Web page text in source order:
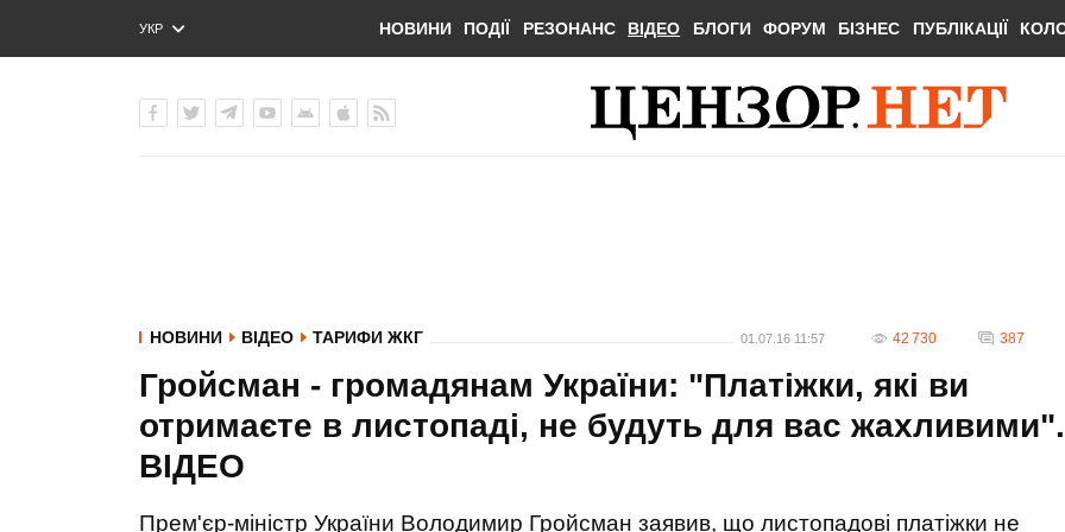
УКР
ENG
НОВИНИ ПОДІЇ РЕЗОНАНС ВІДЕО БЛОГИ ФОРУМ БІЗНЕС ПУБЛІКАЦІЇ
НОВИНИ ВІДЕО ТАРИФИ ЖКГ 01.07.16 11:57 42 730 387
Гройсман - громадянам України: "Платіжки, які ви
отримаєте в листопаді, не будуть для вас жахливими".
ВIДЕО
Прем'єр-міністр України Володимир Гройсман заявив, що листопадові платіжки не